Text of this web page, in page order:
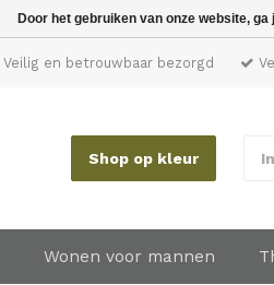
Veilig en betrouwbaar bezorgd
Shop op kleur
Wonen voor mannen
Door het gebruiken van onze website,